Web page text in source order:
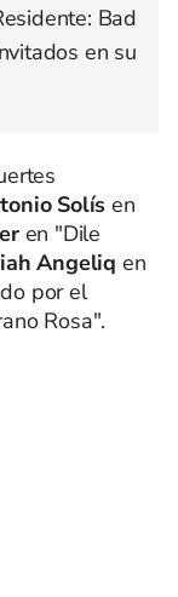
Bad
en su
Solís en
en "Dile
Angeliq en
por el
Rosa".